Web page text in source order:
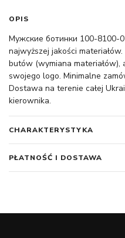
OPIS
Мужские ботинки 100-8100-
najwyższej jakości
butów (wymiana materiałów),
swojego logo. Minimalne
Dostawa na terenie całej
kierownika.
CHARAKTERYSTYKA
PŁATNOŚĆ I DOSTAWA